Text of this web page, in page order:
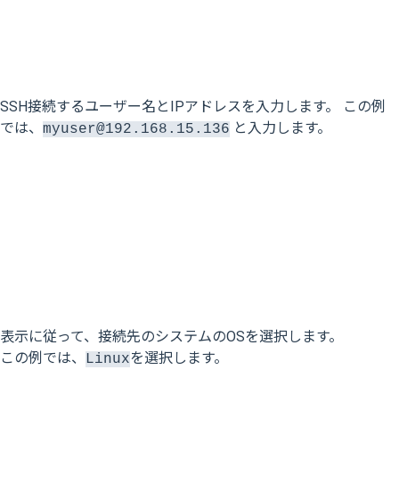
SSH接続するユーザー名とIPアドレスを入力します。 この例
では、 myuser@192.168.15.136 と入力します。
表示に従って、接続先のシステムのOSを選択します。
この例では、 Linuxを選択します。